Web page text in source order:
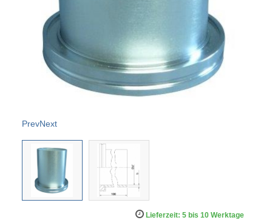
PrevNext
Lieferzeit: 5 bis 10 Werktage